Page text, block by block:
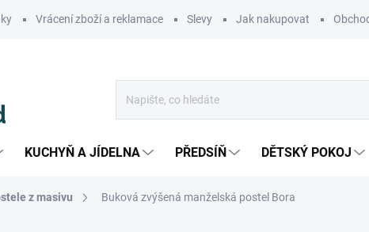
Vrácení zboží a reklamace Slevy Jak nakupovat
KUCHYŇ A JÍDELNA PŘEDSÍŇ DĚTSKÝ POKOJ
z masivu Buková zvýšená manželská postel Bora